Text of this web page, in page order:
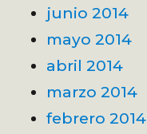
junio 2014
mayo 2014
abril 2014
marzo 2014
febrero 2014